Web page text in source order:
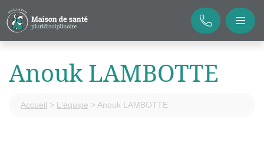
Anouk LAMBOTTE
Accueil > L'équipe > Anouk LAMBOTTE